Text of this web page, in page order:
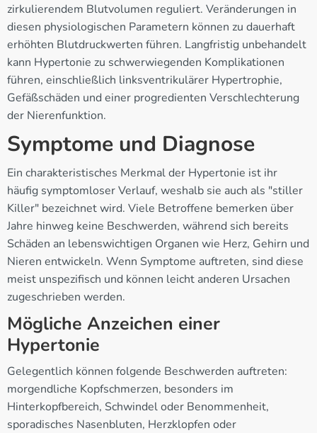
zirkulierendem Blutvolumen reguliert. Veränderungen in
diesen physiologischen Parametern können zu dauerhaft
erhöhten Blutdruckwerten führen. Langfristig unbehandelt
kann Hypertonie zu schwerwiegenden Komplikationen
führen, einschließlich linksventrikulärer Hypertrophie,
Gefäßschäden und einer progredienten Verschlechterung
der Nierenfunktion.
Symptome und Diagnose
Ein charakteristisches Merkmal der Hypertonie ist ihr
häufig symptomloser Verlauf, weshalb sie auch als "stiller
Killer" bezeichnet wird. Viele Betroffene bemerken über
Jahre hinweg keine Beschwerden, während sich bereits
Schäden an lebenswichtigen Organen wie Herz, Gehirn und
Nieren entwickeln. Wenn Symptome auftreten, sind diese
meist unspezifisch und können leicht anderen Ursachen
zugeschrieben werden.
Mögliche Anzeichen einer
Hypertonie
Gelegentlich können folgende Beschwerden auftreten:
morgendliche Kopfschmerzen, besonders im
Hinterkopfbereich, Schwindel oder Benommenheit,
sporadisches Nasenbluten, Herzklopfen oder